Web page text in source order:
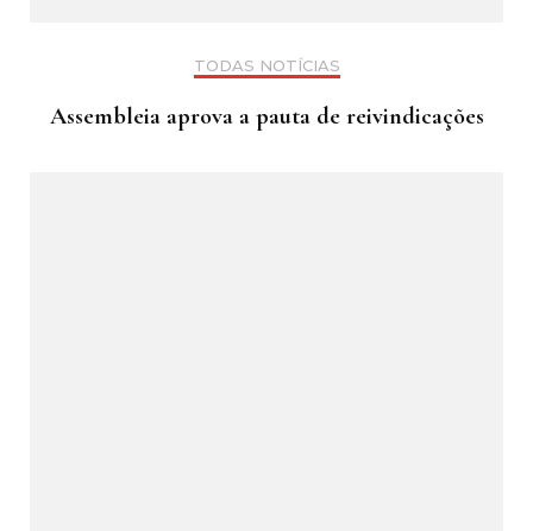
TODAS NOTÍCIAS
Assembleia aprova a pauta de reivindicações